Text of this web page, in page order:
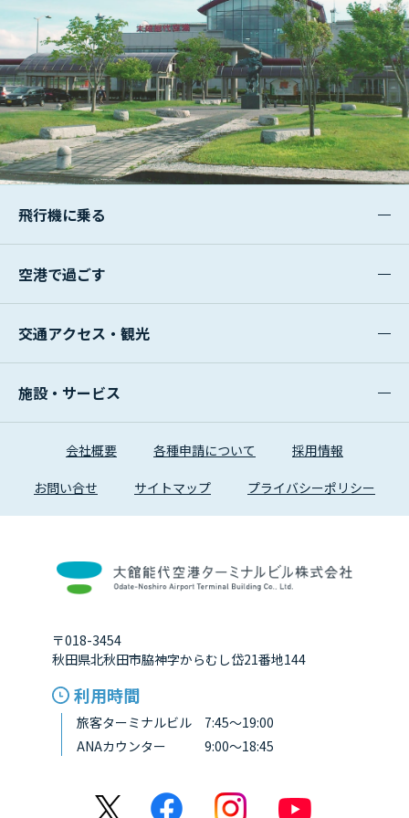
飛行機に乗る
空港で過ごす
交通アクセス・観光
施設・サービス
会社概要 各種申請について 採用情報
お問い合せ サイトマップ プライバシーポリシー
〒018-3454
秋田県北秋田市脇神字からむし岱21番地144
利用時間
旅客ターミナルビル 7:45～19:00
ANAカウンター 9:00～18:45